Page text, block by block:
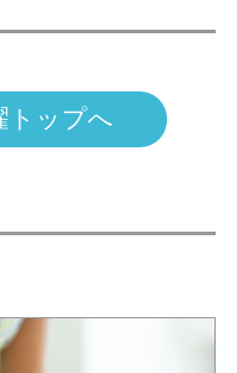
トップへ